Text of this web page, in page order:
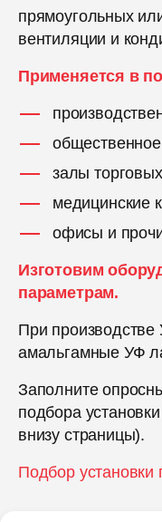
прямоугольных
вентиляции и
Применяется в
залы
медицинские
офисы и
Изготовим
параметрам.
При
амальгамные УФ
Заполните
подбора
внизу страницы).
Подбор